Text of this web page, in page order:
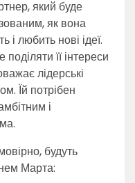
який буде
як вона
і любить нові ідеї.
її інтереси
лідерські
Їй потрібен
і
будуть
Марта: